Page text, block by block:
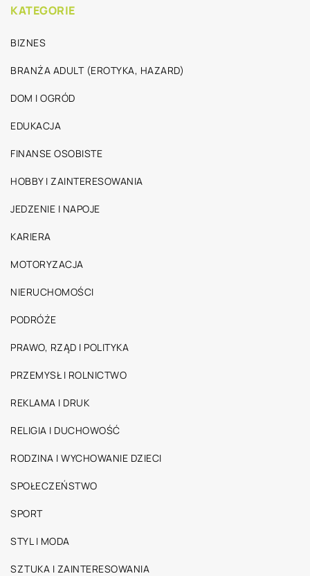
KATEGORIE
BIZNES
BRANŻA ADULT (EROTYKA, HAZARD)
DOM I OGRÓD
EDUKACJA
FINANSE OSOBISTE
HOBBY I ZAINTERESOWANIA
JEDZENIE I NAPOJE
KARIERA
MOTORYZACJA
NIERUCHOMOŚCI
PODRÓŻE
PRAWO, RZĄD I POLITYKA
PRZEMYSŁ I ROLNICTWO
REKLAMA I DRUK
RELIGIA I DUCHOWOŚĆ
RODZINA I WYCHOWANIE DZIECI
SPOŁECZEŃSTWO
SPORT
STYL I MODA
SZTUKA I ZAINTERESOWANIA